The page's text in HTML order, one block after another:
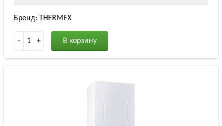
Бренд: THERMEX
- 1 + В корзину